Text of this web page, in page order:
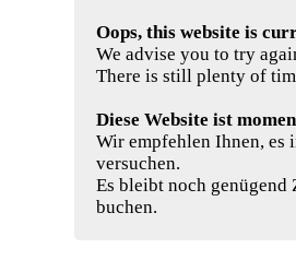
Oops, this website is
We advise you to try
There is still plenty of
Diese Website ist
Wir empfehlen Ihnen, es
versuchen.
Es bleibt noch genügend
buchen.